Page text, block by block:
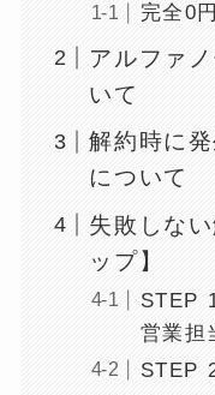
完全0
アルファ
いて
解約時に
について
失敗しな
ップ】
STEP
営業担
STEP